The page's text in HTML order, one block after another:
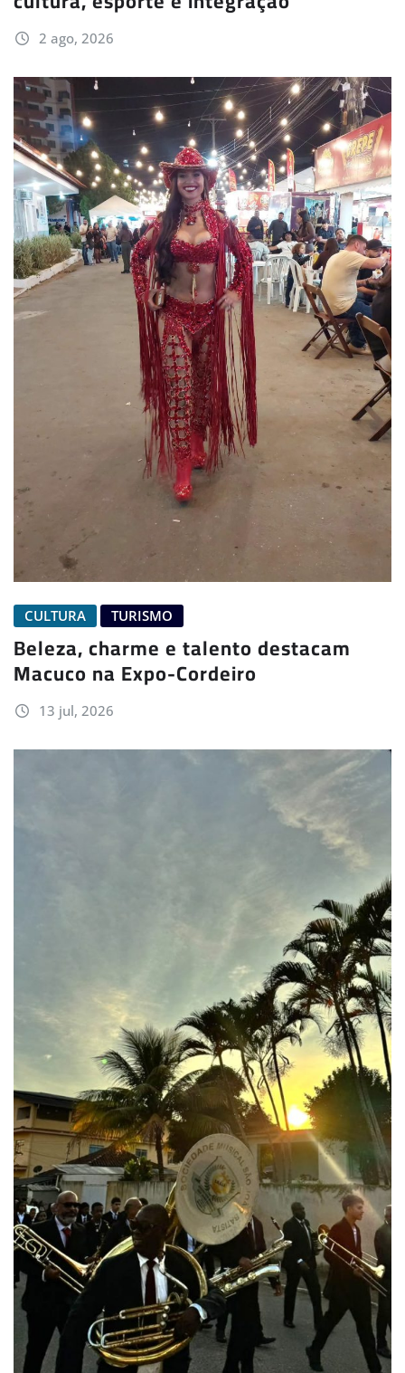
2 ago, 2026
CULTURA TURISMO
Beleza, charme e talento destacam
Macuco na Expo-Cordeiro
13 jul, 2026